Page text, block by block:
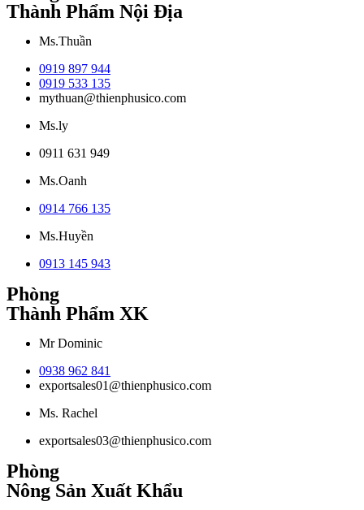
Thành Phẩm Nội Địa
Ms.Thuần
0919 897 944
0919 533 135
mythuan@thienphusico.com
Ms.ly
0911 631 949
Ms.Oanh
0914 766 135
Ms.Huyền
0913 145 943
Phòng
Thành Phẩm XK
Mr Dominic
0938 962 841
exportsales01@thienphusico.com
Ms. Rachel
exportsales03@thienphusico.com
Phòng
Nông Sản Xuất Khẩu